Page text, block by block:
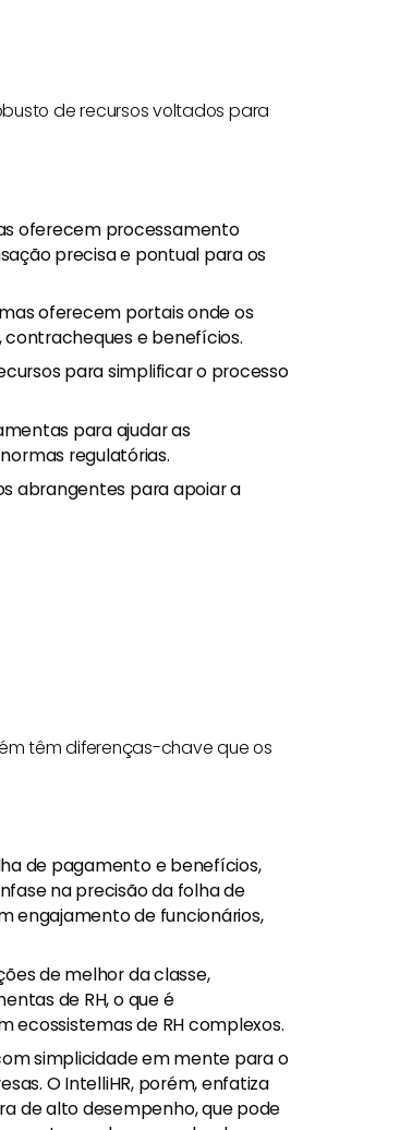
de recursos voltados para
oferecem processamento
precisa e pontual para os
oferecem portais onde os
contracheques e benefícios.
para simplificar o processo
para ajudar as
regulatórias.
abrangentes para apoiar a
têm diferenças-chave que os
de pagamento e benefícios,
na precisão da folha de
engajamento de funcionários,
de melhor da classe,
de RH, o que é
ecossistemas de RH complexos.
simplicidade em mente para o
O IntelliHR, porém, enfatiza
de alto desempenho, que pode